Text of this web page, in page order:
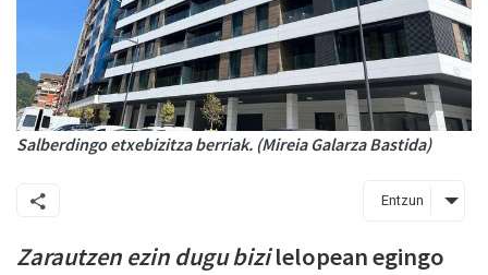
Salberdingo etxebizitza berriak. (Mireia Galarza Bastida)
Entzun
Zarautzen ezin dugu bizilelopean egingo